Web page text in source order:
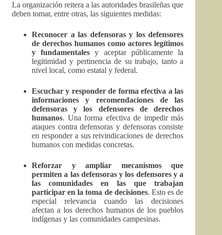
La organización reitera a las autoridades brasileñas que
deben tomar, entre otras, las siguientes medidas:
Reconocer a las defensoras y los defensores
de derechos humanos como actores legítimos
y fundamentales y aceptar públicamente la
legitimidad y pertinencia de su trabajo, tanto a
nivel local, como estatal y federal.
Escuchar y responder de forma efectiva a las
informaciones y recomendaciones de las
defensoras y los defensores de derechos
humanos. Una forma efectiva de impedir más
ataques contra defensoras y defensoras consiste
en responder a sus reivindicaciones de derechos
humanos con medidas concretas.
Reforzar y ampliar mecanismos que
permiten a las defensoras y los defensores y a
las comunidades en las que trabajan
participar en la toma de decisiones. Esto es de
especial relevancia cuando las decisiones
afectan a los derechos humanos de los pueblos
indígenas y las comunidades campesinas.